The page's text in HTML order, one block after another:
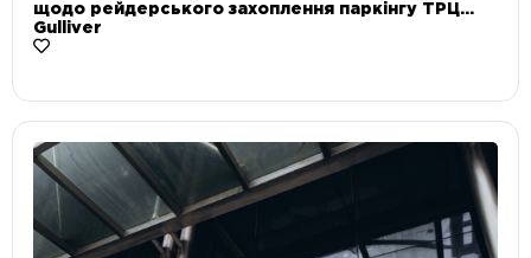
щодо рейдерського захоплення паркінгу ТРЦ
Gulliver